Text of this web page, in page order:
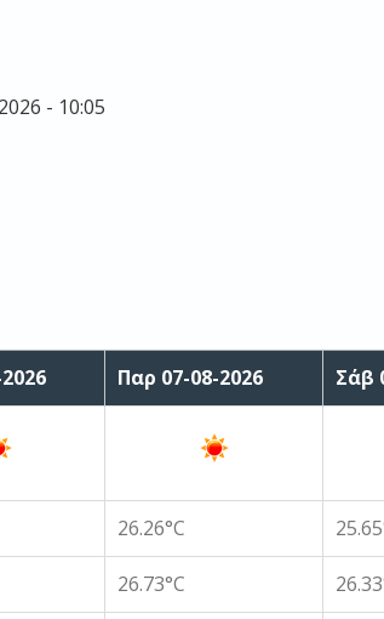
- 10:05
Παρ 07-08-2026 Σάβ
26.26°C
26.73°C